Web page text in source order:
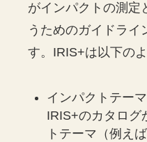
がインパクトの測定
うためのガイドライ
す。IRIS+は以下の
インパクトテー
IRIS+のカタログ
トテーマ（例え